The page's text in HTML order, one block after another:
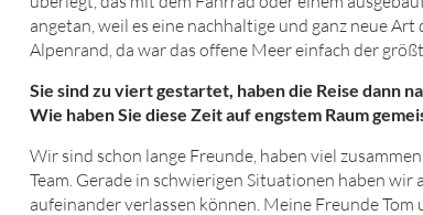
angetan, weil es eine nachhaltige und ganz neue
Alpenrand, da war das offene Meer einfach der
Sie sind zu viert gestartet, haben die Reise dann
Wie haben Sie diese Zeit auf engstem Raum
Wir sind schon lange Freunde, haben viel
Team. Gerade in schwierigen Situationen haben
aufeinander verlassen können. Meine Freunde